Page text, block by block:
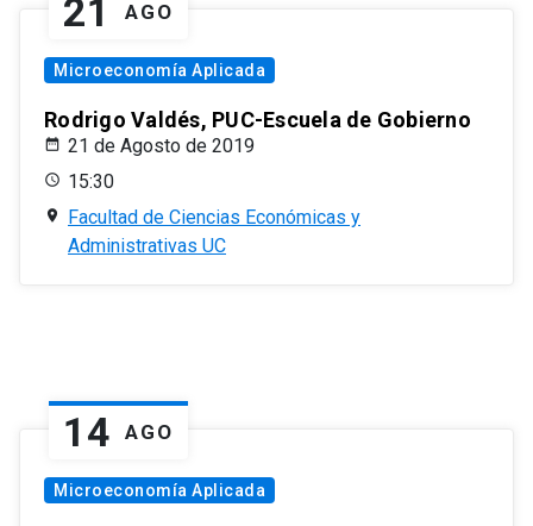
21 AGO
Microeconomía Aplicada
Rodrigo Valdés, PUC-Escuela de Gobierno
21 de Agosto de 2019
15:30
Facultad de Ciencias Económicas y
Administrativas UC
14 AGO
Microeconomía Aplicada